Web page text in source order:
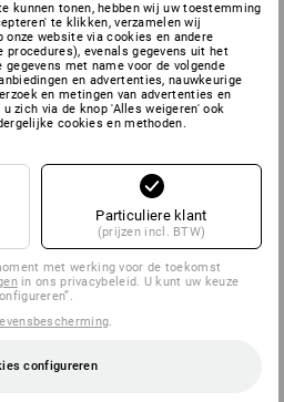
kunnen tonen, hebben wij uw toestemming
te klikken, verzamelen wij
website via cookies en andere
evenals gegevens uit het
met name voor de volgende
en advertenties, nauwkeurige
en metingen van advertenties en
zich via de knop 'Alles weigeren' ook
cookies en methoden.
Particuliere klant
(prijzen incl. BTW)
met werking voor de toekomst
in ons privacybeleid. U kunt uw keuze
.
configureren